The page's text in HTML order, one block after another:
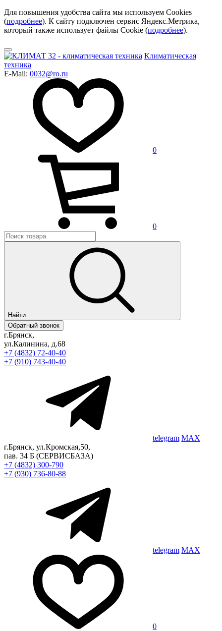
Для повышения удобства сайта мы используем Cookies
(подробнее). К сайту подключен сервис Яндекс.Метрика,
который также использует файлы Cookie (подробнее).
Климатическая
техника
E-Mail: 0032@ro.ru
0
0
Найти
Обратный звонок
г.Брянск,
ул.Калинина, д.68
+7 (4832) 72-40-40
+7 (910) 743-40-40
telegram MAX
г.Брянск, ул.Кромская,50,
пав. 34 Б (СЕРВИСБАЗА)
+7 (4832) 300-790
+7 (930) 736-80-88
telegram MAX
0